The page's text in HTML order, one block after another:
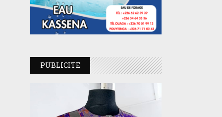
PUBLICITE